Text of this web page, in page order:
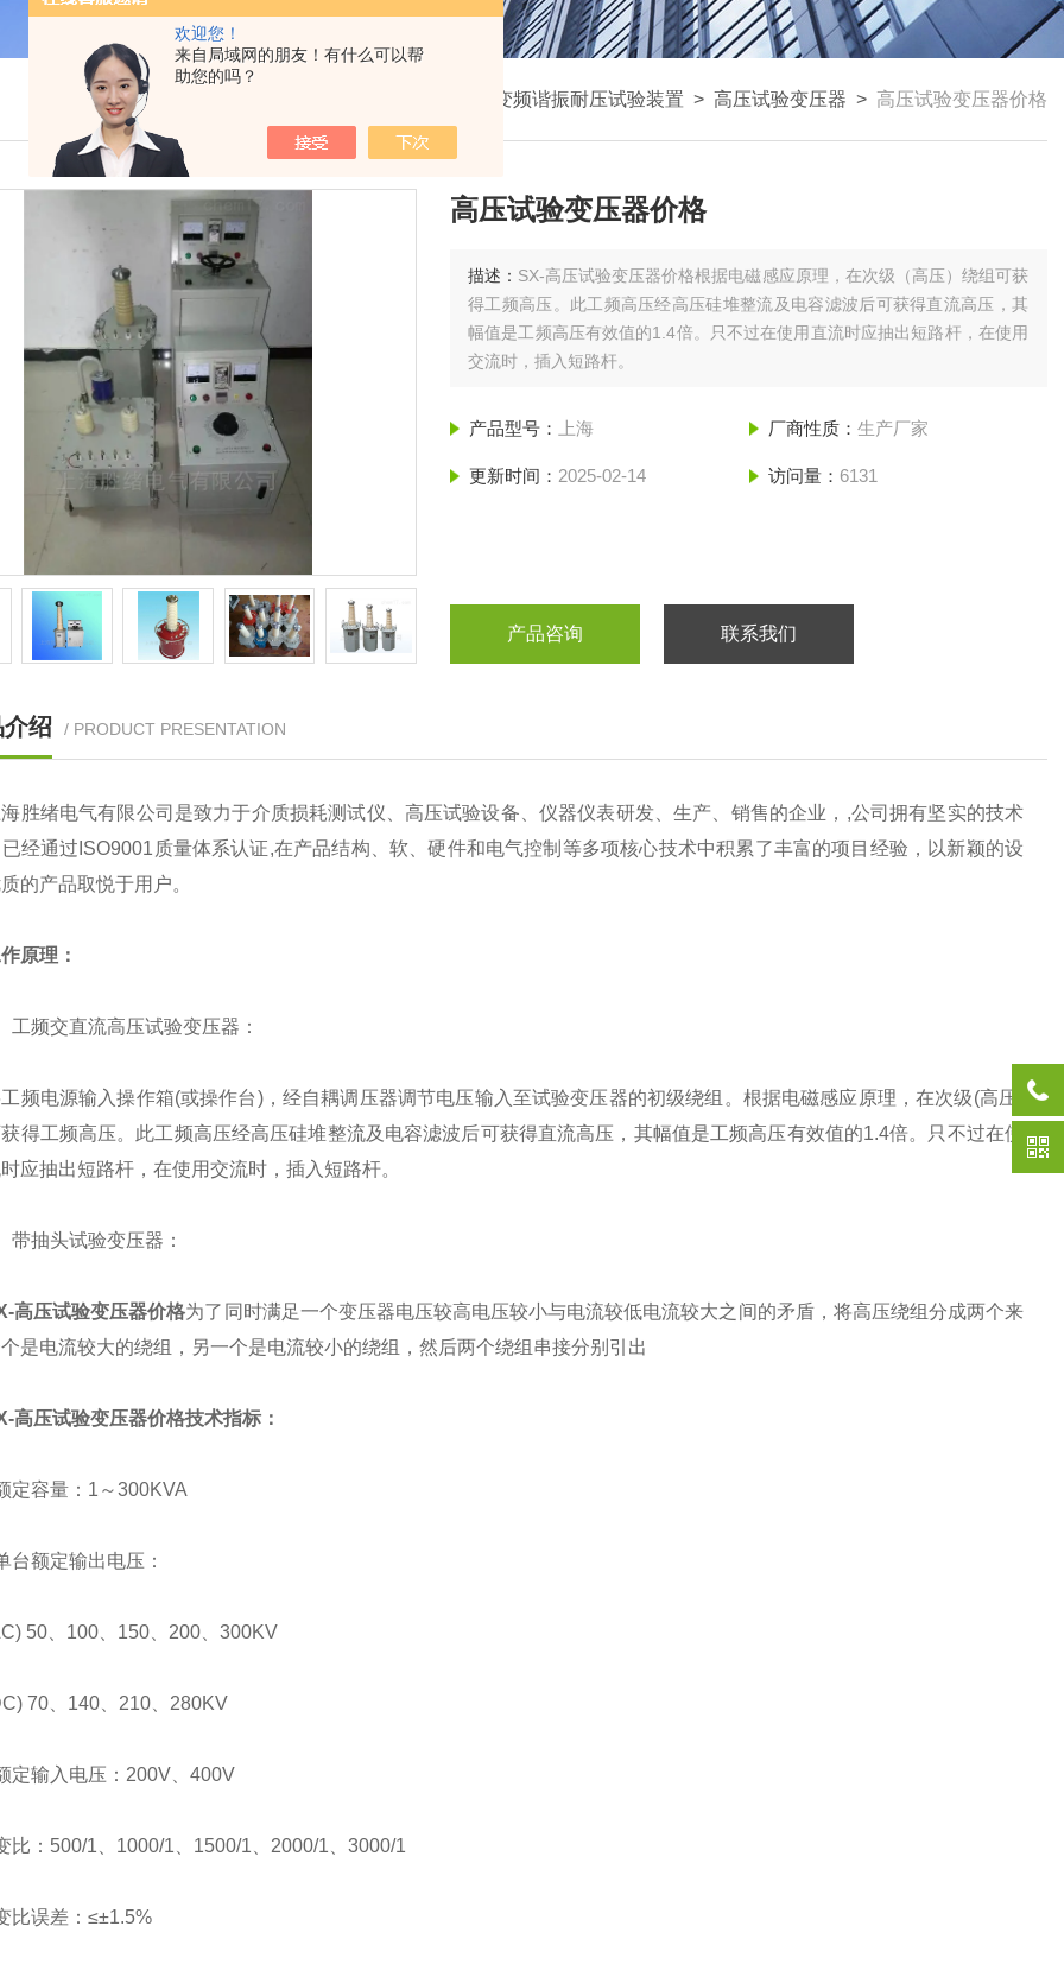
欢迎您！
来自局域网的朋友！有什么可以帮
助您的吗？
变频谐振耐压试验装置 > 高压试验变压器 > 高压试验变压器价格
高压试验变压器价格
描述： SX-高压试验变压器价格根据电磁感应原理，在次级（高压）绕组可获
得工频高压。此工频高压经高压硅堆整流及电容滤波后可获得直流高压，其
幅值是工频高压有效值的1.4倍。只不过在使用直流时应抽出短路杆，在使用
交流时，插入短路杆。
产品型号： 上海 厂商性质： 生产厂家
更新时间： 2025-02-14 访问量： 6131
产品咨询 联系我们
绍 / PRODUCT PRESENTATION
绪电气有限公司是致力于介质损耗测试仪、高压试验设备、仪器仪表研发、生产、销售的企业，,公司拥有坚实的技术
经通过ISO9001质量体系认证,在产品结构、软、硬件和电气控制等多项核心技术中积累了丰富的项目经验，以新颖的设
的产品取悦于用户。
原理：
频交直流高压试验变压器：
电源输入操作箱(或操作台)，经自耦调压器调节电压输入至试验变压器的初级绕组。根据电磁感应原理，在次级(高压)
得工频高压。此工频高压经高压硅堆整流及电容滤波后可获得直流高压，其幅值是工频高压有效值的1.4倍。只不过在使
应抽出短路杆，在使用交流时，插入短路杆。
抽头试验变压器：
高压试验变压器价格为了同时满足一个变压器电压较高电压较小与电流较低电流较大之间的矛盾，将高压绕组分成两个来
是电流较大的绕组，另一个是电流较小的绕组，然后两个绕组串接分别引出
高压试验变压器价格技术指标：
容量：1～300KVA
额定输出电压：
、100、150、200、300KV
70、140、210、280KV
输入电压：200V、400V
：500/1、1000/1、1500/1、2000/1、3000/1
误差：≤±1.5%